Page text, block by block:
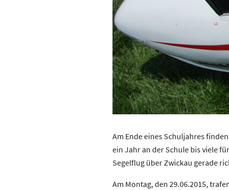
Am Ende eines Schuljahres
ein Jahr an der Schule bis viele
Segelflug über Zwickau gerade
Am Montag, den 29.06.2015,